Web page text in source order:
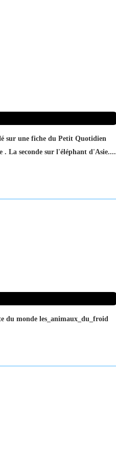
sur une fiche du Petit Quotidien
. La seconde sur l'éléphant d'Asie....
du monde les_animaux_du_froid